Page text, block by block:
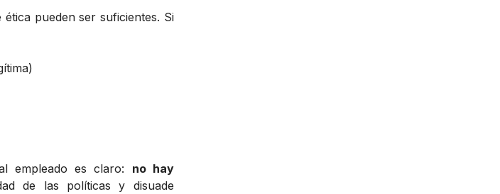
ética pueden ser suficientes. Si
empleado es claro: no hay
de las políticas y disuade